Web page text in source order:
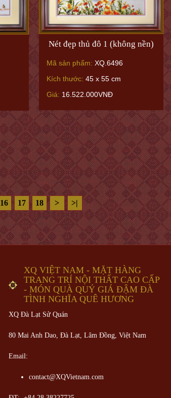
Nét đẹp thủ đô 1 (không nền)
Mã sản phẩm: XQ.6496
Kích thước: 45 x 55 cm
Giá: 16.522.000VNĐ
16 17 18 > >|
XQ VIỆT NAM - MẶT HÀNG
TRANG TRÍ NỘI THẤT CAO CẤP
- MÓN QUÀ QUÝ GIÁ ĐẬM ĐÀ
TÌNH NGHĨA QUÊ HƯƠNG
XQ Đà Lạt Sử Quán
80 Mai Anh Dao, Đà Lạt, Lâm Đồng, Việt Nam
Email:
contact@XQVietnam.com